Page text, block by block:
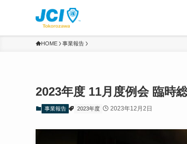
HOME 事業報告
2023年度 11月度例会 臨時
事業報告 2023年度 2023年12月2日